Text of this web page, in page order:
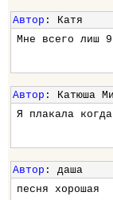
Автор : Катя
Мне всего лиш
Автор : Катюша
Я плакала
Автор : даша
песня хорошая